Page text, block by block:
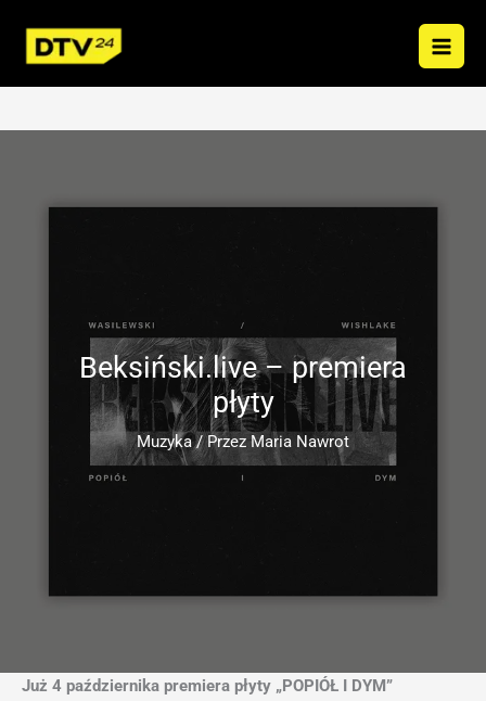
treści
Beksiński.live – premiera
płyty
Muzyka/ Przez Maria Nawrot
Już 4 października premiera płyty „POPIÓŁ I DYM”